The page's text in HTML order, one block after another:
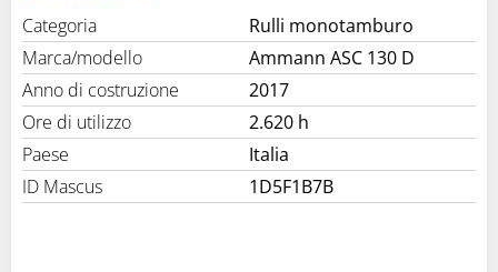
Categoria
Rulli monotamburo
Marca/modello
Ammann ASC 130 D
Anno di costruzione
2017
Ore di utilizzo
2.620 h
Paese
Italia
ID Mascus
1D5F1B7B